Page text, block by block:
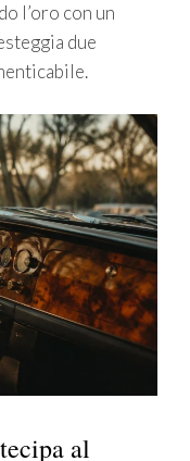
l’oro con un
due
al